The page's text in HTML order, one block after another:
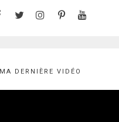
MA DERNIÈRE VIDÉO